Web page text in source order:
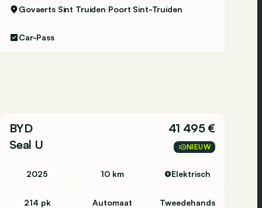
Govaerts Sint Truiden Poort Sint-Truiden
Car-Pass
BYD
Seal U
41 495 €
NIEUW
2025 10 km Elektrisch
214 pk Automaat Tweedehands